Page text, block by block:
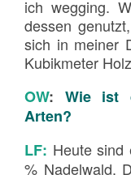
ich wegging.
dessen
sich in meiner
Kubikmeter
OW: Wie ist
Arten?
LF: Heute
% Nadelwald.